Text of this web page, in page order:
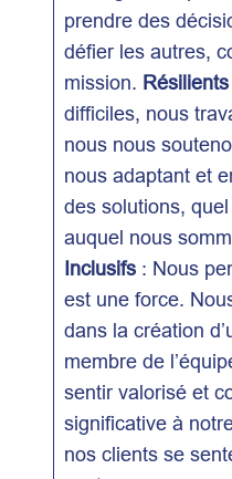
prendre des
défier les autres,
mission. Résilients
difficiles, nous
nous nous
nous adaptant et
des solutions,
auquel nous
Inclusifs : Nous
est une force.
dans la création
membre de
sentir valorisé et
significative à
nos clients se